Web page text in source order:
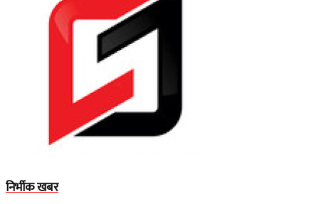
निर्भीक खबर